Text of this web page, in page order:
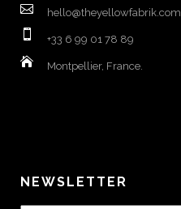
hello@theyellowfabrik.com
+33 6 99 01 78 89
Montpellier, France.
NEWSLETTER